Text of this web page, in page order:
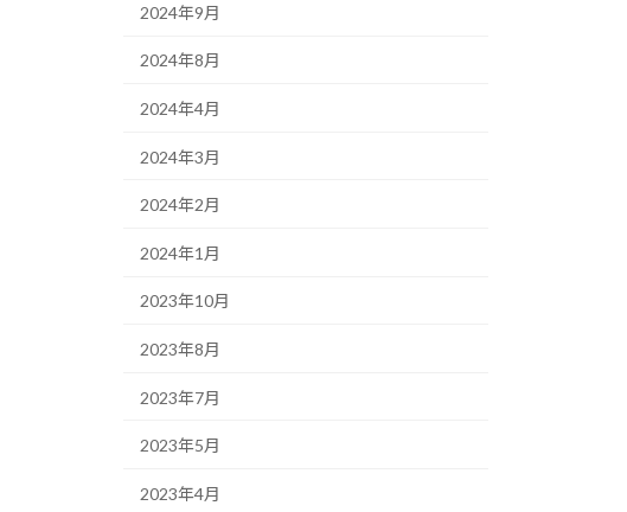
2024年9月
2024年8月
2024年4月
2024年3月
2024年2月
2024年1月
2023年10月
2023年8月
2023年7月
2023年5月
2023年4月